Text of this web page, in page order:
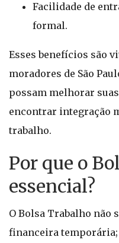
Facilidade de
formal.
Esses benefícios são
moradores de São
possam melhorar
encontrar integração
trabalho.
Por que o
essencial?
O Bolsa Trabalho não
financeira temporária;